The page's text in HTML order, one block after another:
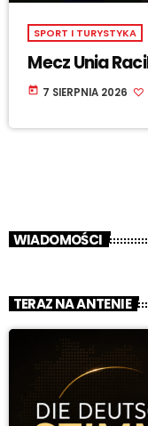
SPORT I TURYSTYKA
Mecz Unia
today 7 SIERPNIA 2026
WIADOMOŚCI
TERAZ NA ANTENIE